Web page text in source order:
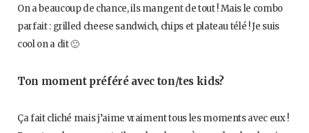
On a beaucoup de chance, ils mangent de tout ! Mais le combo
parfait : grilled cheese sandwich, chips et plateau télé ! Je suis
cool on a dit 🙂
Ton moment préféré avec ton/tes kids?
Ça fait cliché mais j’aime vraiment tous les moments avec eux !